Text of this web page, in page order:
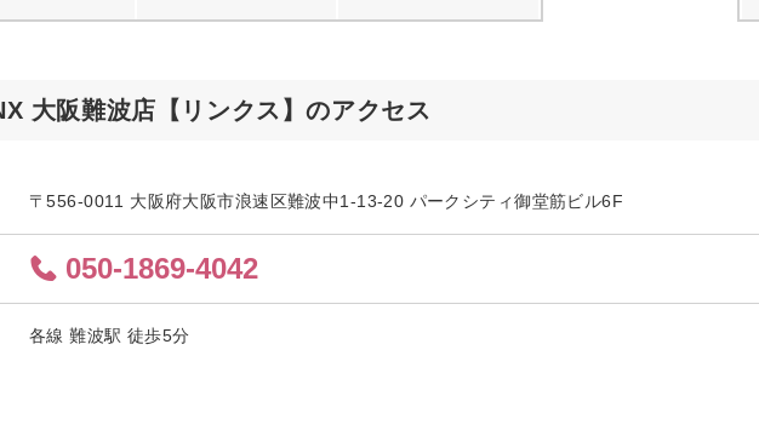
大阪難波店【リンクス】のアクセス
〒556-0011 大阪府大阪市浪速区難波中1-13-20 パークシティ御堂筋ビル6F
050-1869-4042
各線 難波駅 徒歩5分